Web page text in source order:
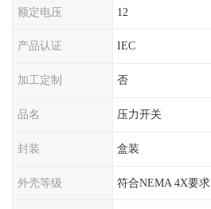
额定电压 12
产品认证 IEC
加工定制 否
品名 压力开关
封装 盒装
外壳等级 符合NEMA 4X要求